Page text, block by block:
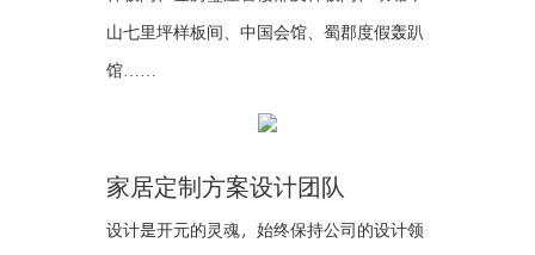
山七里坪样板间、中国会馆、蜀郡度假轰趴
馆……
家居定制方案设计团队
设计是开元的灵魂，始终保持公司的设计领